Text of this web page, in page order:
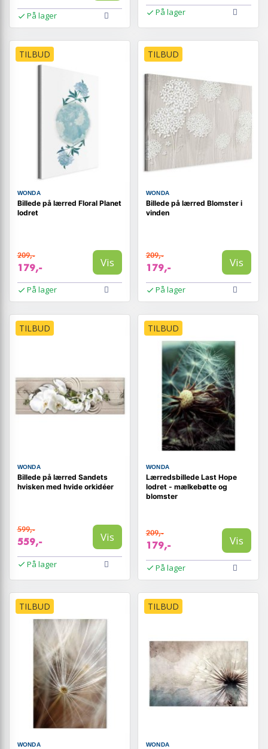
På lager På lager
TILBUD
WONDA
Billede på lærred Floral Planet
lodret
209,-
179,- Vis
På lager
TILBUD
WONDA
Billede på lærred Blomster i
vinden
209,-
179,- Vis
På lager
TILBUD
WONDA
Billede på lærred Sandets
hvisken med hvide orkidéer
599,-
559,- Vis
På lager
TILBUD
WONDA
Lærredsbillede Last Hope
lodret - mælkebøtte og
blomster
209,-
179,- Vis
På lager
TILBUD
WONDA
TILBUD
WONDA